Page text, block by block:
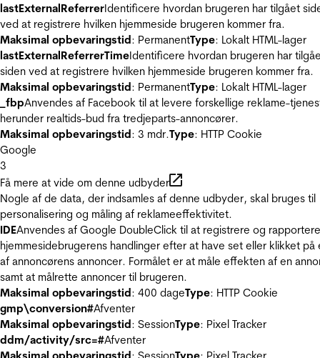
lastExternalReferrerIdentificere hvordan brugeren har tilgået
ved at registrere hvilken hjemmeside brugeren kommer fra.
Maksimal opbevaringstid: PermanentType: Lokalt HTML-lager
lastExternalReferrerTimeIdentificere hvordan brugeren har
siden ved at registrere hvilken hjemmeside brugeren kommer fra.
Maksimal opbevaringstid: PermanentType: Lokalt HTML-lager
_fbpAnvendes af Facebook til at levere forskellige reklame-
herunder realtids-bud fra tredjeparts-annoncører.
Maksimal opbevaringstid: 3 mdr.Type: HTTP Cookie
Google
3
Få mere at vide om denne udbyder
Nogle af de data, der indsamles af denne udbyder, skal bruges til
personalisering og måling af reklameeffektivitet.
IDEAnvendes af Google DoubleClick til at registrere og
hjemmesidebrugerens handlinger efter at have set eller klikket på
af annoncørens annoncer. Formålet er at måle effekten af en
samt at målrette annoncer til brugeren.
Maksimal opbevaringstid: 400 dageType: HTTP Cookie
gmp\conversion#Afventer
Maksimal opbevaringstid: SessionType: Pixel Tracker
ddm/activity/src=#Afventer